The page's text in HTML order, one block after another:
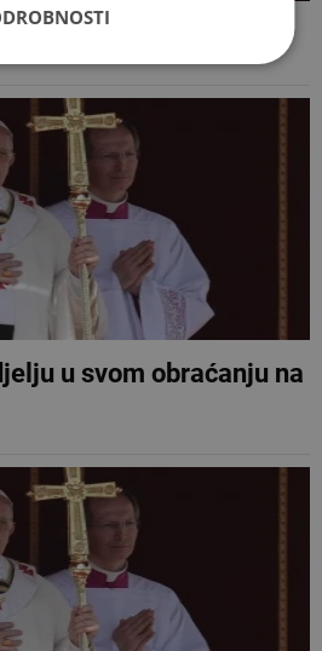
'preživljavanja'
u svom obraćanju na